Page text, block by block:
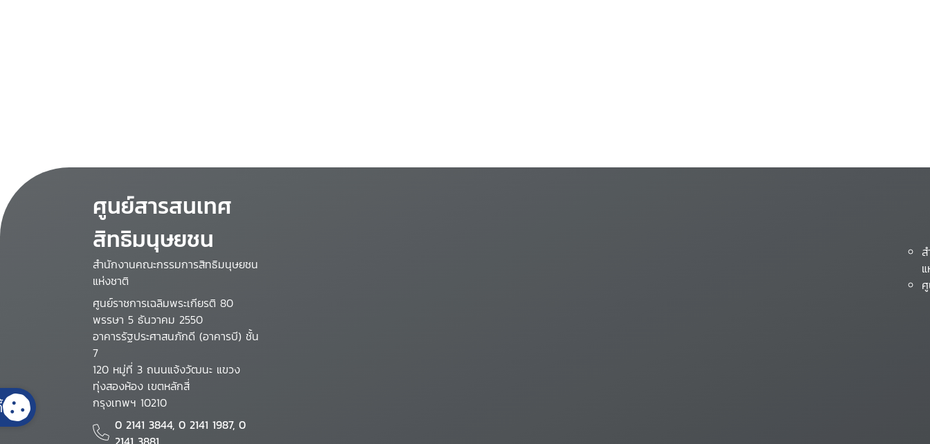
ศูนย์สารสนเทศ
สิทธิมนุษยชน
สำนักงานคณะกรรมการสิทธิมนุษยชน
แห่งชาติ
ศูนย์ราชการเฉลิมพระเกียรติ 80
พรรษา 5 ธันวาคม 2550
อาคารรัฐประศาสนภักดี (อาคารบี) ชั้น
7
120 หมู่ที่ 3 ถนนแจ้งวัฒนะ แขวง
ทุ่งสองห้อง เขตหลักสี่
กรุงเทพฯ 10210
0 2141 3844, 0 2141 1987, 0